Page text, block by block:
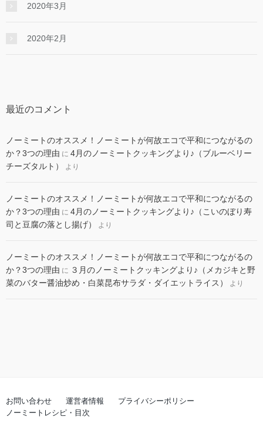
2020年3月
2020年2月
最近のコメント
ノーミートのオススメ！ノーミートが何故エコで平和につながるの
か？3つの理由 に 4月のノーミートクッキングより♪（ブルーベリー
チーズタルト）
より
ノーミートのオススメ！ノーミートが何故エコで平和につながるの
か？3つの理由 に 4月のノーミートクッキングより♪（こいのぼり寿
司と豆腐の落とし揚げ）
より
ノーミートのオススメ！ノーミートが何故エコで平和につながるの
か？3つの理由 に ３月のノーミートクッキングより♪（メカジキと野
菜のバター醤油炒め・白菜昆布サラダ・ダイエットライス）
より
お問い合わせ 運営者情報
プライバシーポリシー
ノーミートレシピ・目次